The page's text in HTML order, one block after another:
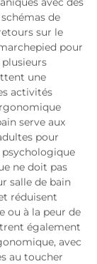
de
sur le
pour
une
activités
serve aux
pour
psychologique
ne doit pas
salle de bain
réduisent
ou à la peur de
également
avec
au toucher